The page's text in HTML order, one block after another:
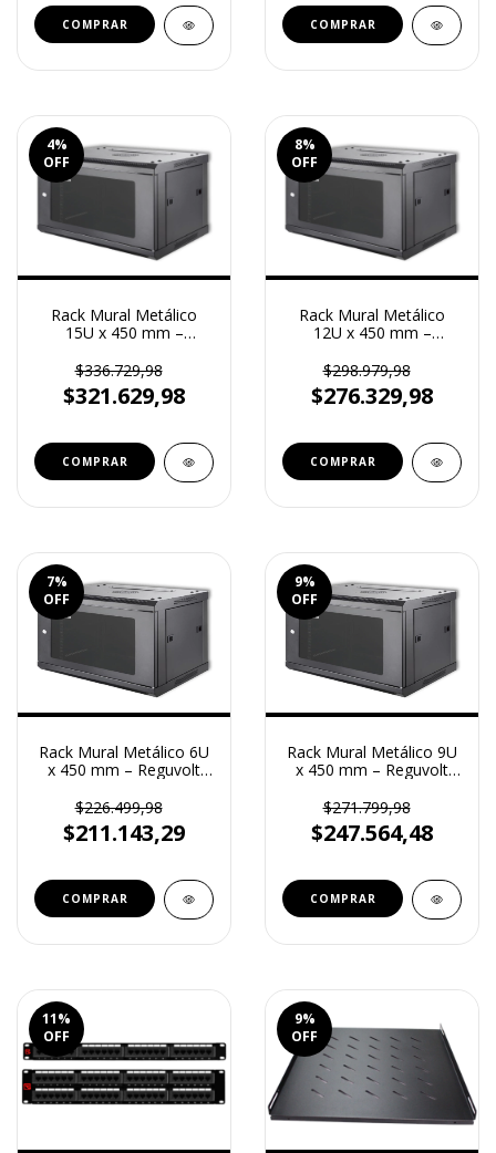
4%
OFF
Rack Mural Metálico
15U x 450 mm –
450)
$336.729,98
$321.629,98
8%
OFF
Rack Mural Metálico
12U x 450 mm –
450)
$298.979,98
$276.329,98
7%
OFF
Rack Mural Metálico 6U
x 450 mm – Reguvolt
$226.499,98
$211.143,29
9%
OFF
Rack Mural Metálico 9U
x 450 mm – Reguvolt
$271.799,98
$247.564,48
11%
OFF
9%
OFF